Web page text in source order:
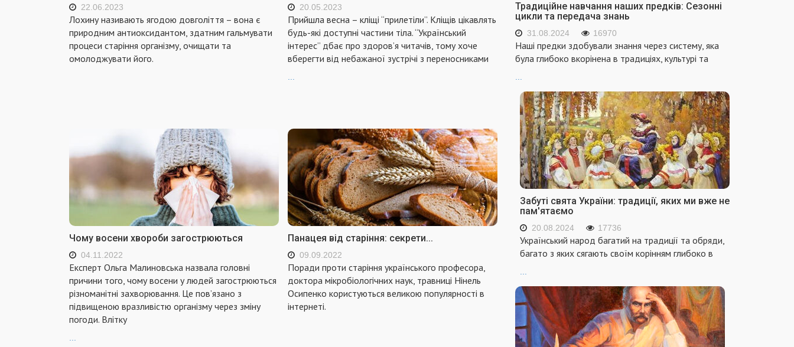
22.06.2023
Лохину називають ягодою довголіття – вона є
природним антиоксидантом, здатним гальмувати
процеси старіння організму, очищати та
омолоджувати його.
20.05.2023
Прийшла весна – кліщі “прилетіли”. Кліщів цікавлять
будь-які доступні частини тіла. “Український
інтерес” дбає про здоров’я читачів, тому хоче
вберегти від небажаної зустрічі з переносниками
Чому восени хвороби загострюються
04.11.2022
Експерт Ольга Малиновська назвала головні
причини того, чому восени у людей загострюються
різноманітні захворювання. Це пов’язано з
підвищеною вразливістю організму через зміну
погоди. Влітку
Панацея від старіння: секрети...
09.09.2022
Поради проти старіння українського професора,
доктора мікробіологічних наук, травниці Нінель
Осипенко користуються великою популярності в
інтернеті.
Традиційне навчання наших предків: Сезонні
цикли та передача знань
31.08.2024 16970
Наші предки здобували знання через систему, яка
була глибоко вкорінена в традиціях, культурі та
...
Забуті свята України: традиції, яких ми вже не
пам'ятаємо
20.08.2024 17736
Український народ багатий на традиції та обряди,
багато з яких сягають своїм корінням глибоко в
...